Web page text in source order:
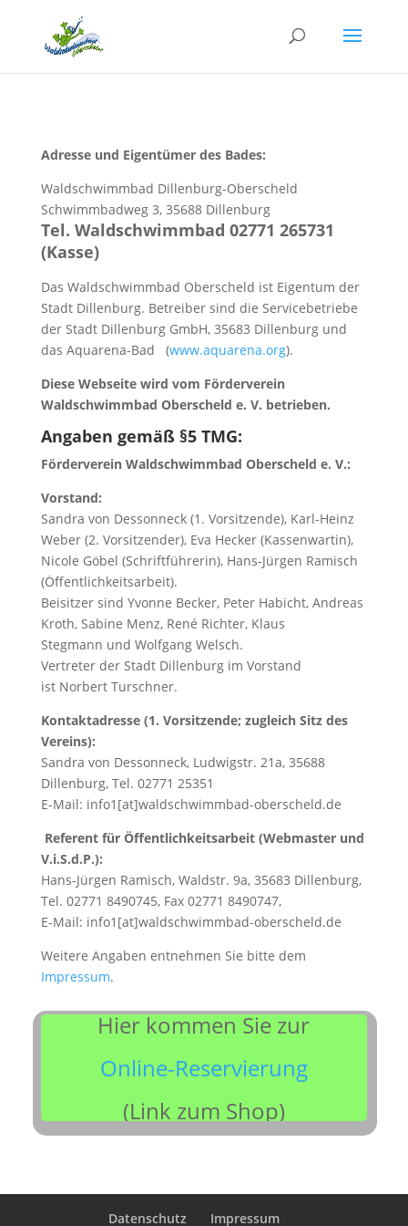
Adresse und Eigentümer des Bades:
Waldschwimmbad Dillenburg-Oberscheld
Schwimmbadweg 3, 35688 Dillenburg
Tel. Waldschwimmbad 02771 265731
(Kasse)
Das Waldschwimmbad Oberscheld ist Eigentum der
Stadt Dillenburg. Betreiber sind die Servicebetriebe
der Stadt Dillenburg GmbH, 35683 Dillenburg und
das Aquarena-Bad (www.aquarena.org).
Diese Webseite wird vom Förderverein
Waldschwimmbad Oberscheld e. V. betrieben.
Angaben gemäß §5 TMG:
Förderverein Waldschwimmbad Oberscheld e. V.:
Vorstand:
Sandra von Dessonneck (1. Vorsitzende), Karl-Heinz
Weber (2. Vorsitzender), Eva Hecker(Kassenwartin),
Nicole Göbel (Schriftführerin), Hans-Jürgen Ramisch
(Öffentlichkeitsarbeit).
Beisitzer sind Yvonne Becker, Peter Habicht, Andreas
Kroth, Sabine Menz, René Richter, Klaus
Stegmann und Wolfgang Welsch.
Vertreter der Stadt Dillenburg im Vorstand
ist Norbert Turschner.
Kontaktadresse (1. Vorsitzende; zugleich Sitz des
Vereins):
Sandra von Dessonneck, Ludwigstr. 21a, 35688
Dillenburg, Tel. 02771 25351
E-Mail: info1[at]waldschwimmbad-oberscheld.de
Referent für Öffentlichkeitsarbeit (Webmaster und
V.i.S.d.P.):
Hans-Jürgen Ramisch, Waldstr. 9a, 35683 Dillenburg,
Tel. 02771 8490745, Fax 02771 8490747,
E-Mail: info1[at]waldschwimmbad-oberscheld.de
Weitere Angaben entnehmen Sie bitte dem
Impressum.
Hier kommen Sie zur
Online-Reservierung
(Link zum Shop)
Datenschutz Impressum